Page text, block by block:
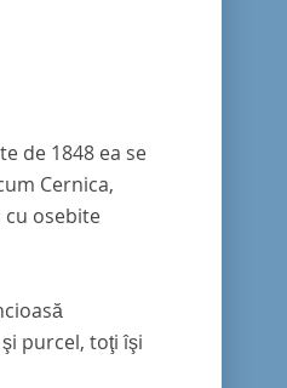
de 1848 ea se
Cernica,
cu osebite
purcel, toţi îşi